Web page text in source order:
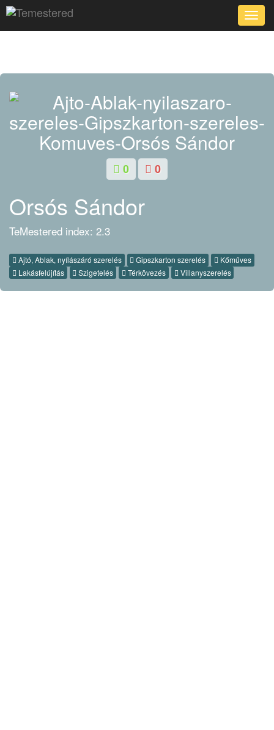
Toggle
0 0
Orsós Sándor
TeMestered index: 2.3
Ajtó, Ablak, nyílászáró szerelés Gipszkarton szerelés
Kőműves
Lakásfelújítás
Szigetelés Térkövezés Villanyszerelés